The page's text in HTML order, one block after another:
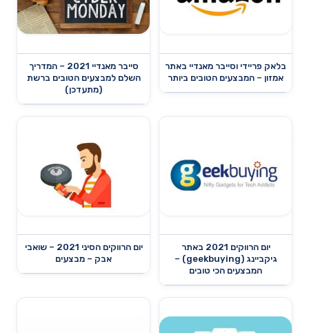
בלאק פריידי וסייבר מאנדיי באתר
אמזון – המבצעים הטובים ביותר
סייבר מאנדיי 2021 – המדריך
השלם למבצעים הטובים ברשת
(מתעדכן)
יום הרווקים 2021 באתר
גיקביינג (geekbuying) –
המבצעים הכי טובים
יום הרווקים הסיני 2021 – שואבי
אבק – מבצעים